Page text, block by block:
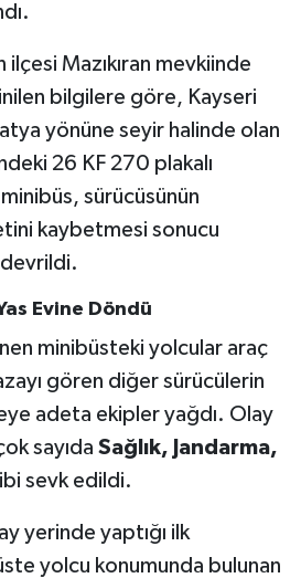
ilçesi Mazıkıran mevkiinde
bilgilere göre, Kayseri
yönüne seyir halinde olan
26 KF 270 plakalı
sürücüsünün
kaybetmesi sonucu
Evine Döndü
minibüsteki yolcular araç
gören diğer sürücülerin
adeta ekipler yağdı. Olay
sayıda Sağlık, Jandarma,
sevk edildi.
yerinde yaptığı ilk
yolcu konumunda bulunan